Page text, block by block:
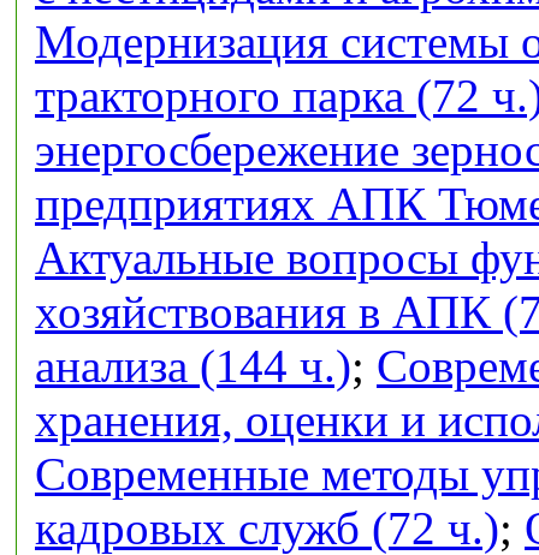
Модернизация системы
тракторного парка (72
энергосбережение
предприятиях АПК
Актуальные вопросы
хозяйствования в АПК
анализа (144 ч.);
хранения, оценки и
Современные методы
кадровых служб (72 ч.);